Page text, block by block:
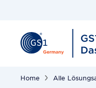
Home Alle